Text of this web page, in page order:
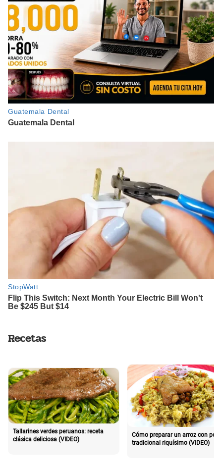
Recetas
Tallarines verdes peruanos: receta
clásica deliciosa (VIDEO)
Cómo preparar un arroz con pollo
tradicional riquísimo (VIDEO)